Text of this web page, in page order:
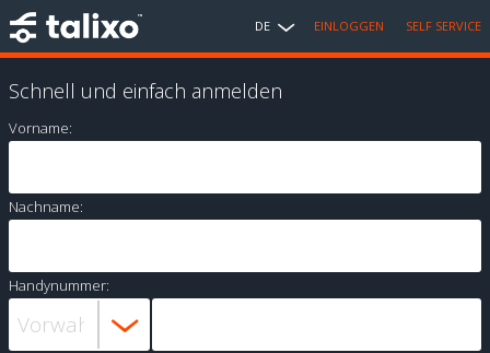
DE EINLOGGEN SELF SERVICE
Schnell und einfach anmelden
Vorname:
Nachname:
Handynummer: